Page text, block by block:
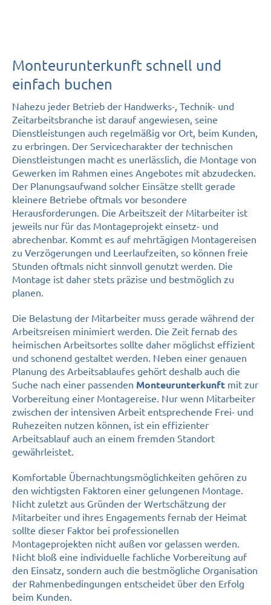
Monteurunterkunft schnell und
einfach buchen
Nahezu jeder Betrieb der Handwerks-, Technik- und
Zeitarbeitsbranche ist darauf angewiesen, seine
Dienstleistungen auch regelmäßig vor Ort, beim Kunden,
zu erbringen. Der Servicecharakter der technischen
Dienstleistungen macht es unerlässlich, die Montage von
Gewerken im Rahmen eines Angebotes mit abzudecken.
Der Planungsaufwand solcher Einsätze stellt gerade
kleinere Betriebe oftmals vor besondere
Herausforderungen. Die Arbeitszeit der Mitarbeiter ist
jeweils nur für das Montageprojekt einsetz- und
abrechenbar. Kommt es auf mehrtägigen Montagereisen
zu Verzögerungen und Leerlaufzeiten, so können freie
Stunden oftmals nicht sinnvoll genutzt werden. Die
Montage ist daher stets präzise und bestmöglich zu
planen.
Die Belastung der Mitarbeiter muss gerade während der
Arbeitsreisen minimiert werden. Die Zeit fernab des
heimischen Arbeitsortes sollte daher möglichst effizient
und schonend gestaltet werden. Neben einer genauen
Planung des Arbeitsablaufes gehört deshalb auch die
Suche nach einer passenden Monteurunterkunft mit zur
Vorbereitung einer Montagereise. Nur wenn Mitarbeiter
zwischen der intensiven Arbeit entsprechende Frei- und
Ruhezeiten nutzen können, ist ein effizienter
Arbeitsablauf auch an einem fremden Standort
gewährleistet.
Komfortable Übernachtungsmöglichkeiten gehören zu
den wichtigsten Faktoren einer gelungenen Montage.
Nicht zuletzt aus Gründen der Wertschätzung der
Mitarbeiter und ihres Engagements fernab der Heimat
sollte dieser Faktor bei professionellen
Montageprojekten nicht außen vor gelassen werden.
Nicht bloß eine individuelle fachliche Vorbereitung auf
den Einsatz, sondern auch die bestmögliche Organisation
der Rahmenbedingungen entscheidet über den Erfolg
beim Kunden.